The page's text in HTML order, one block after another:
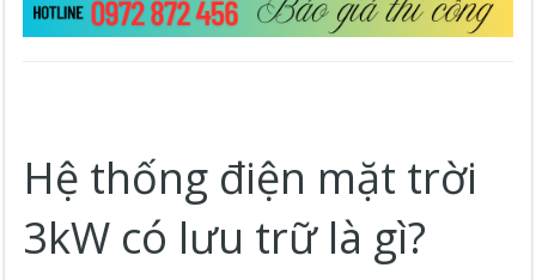
Hệ thống điện mặt trời
3kW có lưu trữ là gì?